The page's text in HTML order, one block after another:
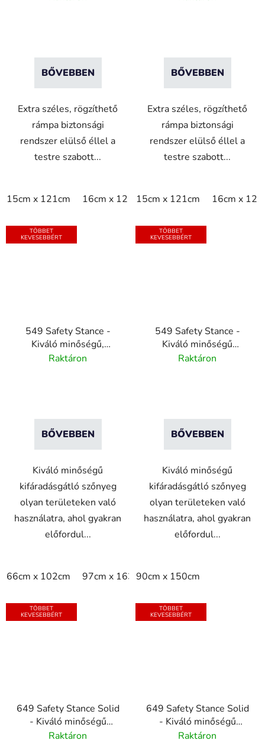
BŐVEBBEN
Extra széles, rögzíthető
rámpa biztonsági
rendszer elülső éllel a
testre szabott...
15cm x 121cm 16cm x 121cm
BŐVEBBEN
Extra széles, rögzíthető
rámpa biztonsági
rendszer elülső éllel a
testre szabott...
15cm x 121cm 16cm x
TÖBBET
KEVESEBBÉRT
549 Safety Stance -
Kiváló minőségű,
fáradásgátló nitril
Raktáron
BŐVEBBEN
Kiváló minőségű
kifáradásgátló szőnyeg
olyan területeken való
használatra, ahol gyakran
előfordul...
66cm x 102cm 97cm x 163cm 97cm x 315cm
TÖBBET
KEVESEBBÉRT
549 Safety Stance -
Kiváló minőségű
fáradtsággátló nitril
Raktáron
BŐVEBBEN
Kiváló minőségű
kifáradásgátló szőnyeg
olyan területeken való
használatra, ahol gyakran
előfordul...
90cm x 150cm
TÖBBET
KEVESEBBÉRT
649 Safety Stance Solid
- Kiváló minőségű
kifáradásgátló szőnyeg -
Raktáron
TÖBBET
KEVESEBBÉRT
649 Safety Stance Solid
- Kiváló minőségű
kifáradásgátló szőnyeg -
Raktáron